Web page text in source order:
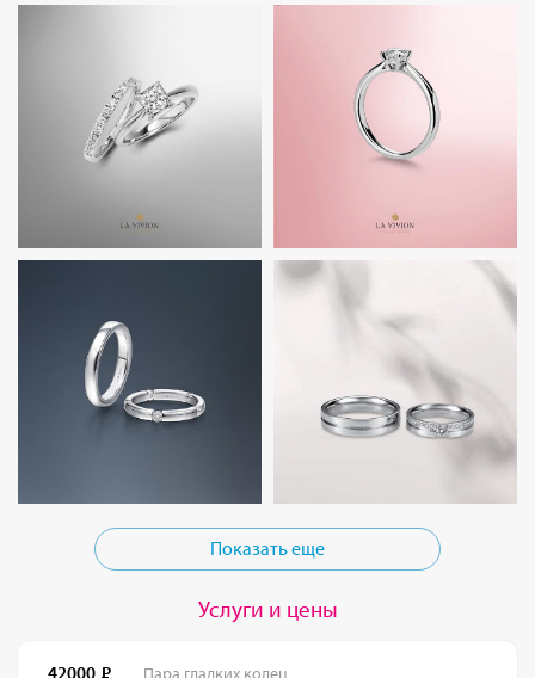
Показать еще
Услуги и цены
42000 Пара гладких колец